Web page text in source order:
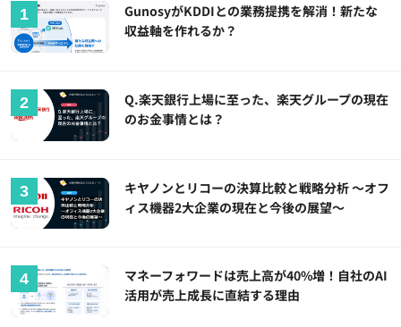
GunosyがKDDIとの業務提携を解消！新たな
収益軸を作れるか？
Q.楽天銀行上場に至った、楽天グループの現在
のお金事情とは？
キヤノンとリコーの決算比較と戦略分析 ～オフ
ィス機器2大企業の現在と今後の展望～
マネーフォワードは売上高が40%増！自社のAI
活用が売上成長に直結する理由